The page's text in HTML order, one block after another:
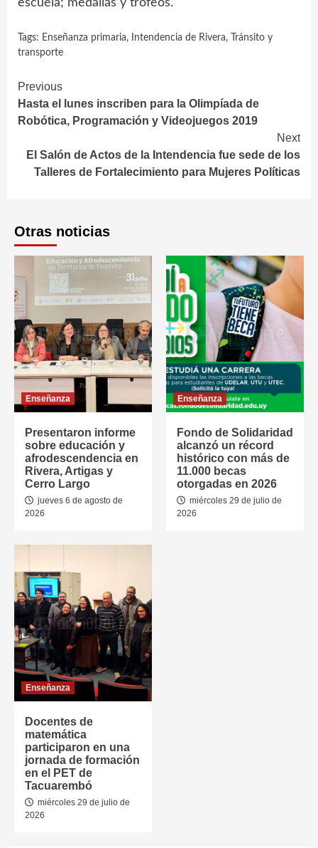
escuela; medallas y trofeos.
Tags: Enseñanza primaria, Intendencia de Rivera,
Tránsito y
transporte
Continue
Reading
Previous
Hasta el lunes inscriben para la Olimpíada de
Robótica, Programación y Videojuegos 2019
Next
El Salón de Actos de la Intendencia fue sede de los
Talleres de Fortalecimiento para Mujeres Políticas
Otras noticias
Enseñanza
Presentaron informe
sobre educación y
afrodescendencia en
Rivera, Artigas y
Cerro Largo
jueves 6 de agosto de
2026
Enseñanza
Fondo de Solidaridad
alcanzó un récord
histórico con más de
11.000 becas
otorgadas en 2026
miércoles 29 de julio de
2026
Enseñanza
Docentes de
matemática
participaron en una
jornada de formación
en el PET de
Tacuarembó
miércoles 29 de julio de
2026